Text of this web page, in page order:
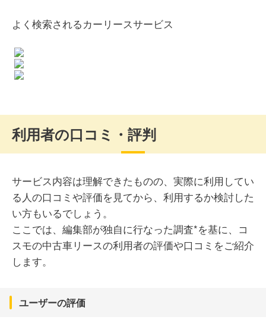
よく検索されるカーリースサービス
利用者の口コミ・評判
サービス内容は理解できたものの、実際に利用してい
る人の口コミや評価を見てから、利用するか検討した
い方もいるでしょう。
ここでは、編集部が独自に行なった調査*を基に、コ
スモの中古車リースの利用者の評価や口コミをご紹介
します。
ユーザーの評価